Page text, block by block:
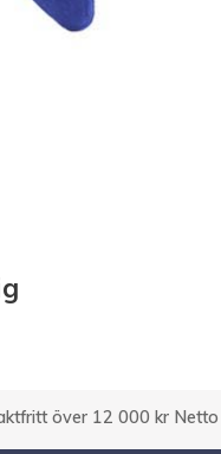
över 12 000 kr Netto